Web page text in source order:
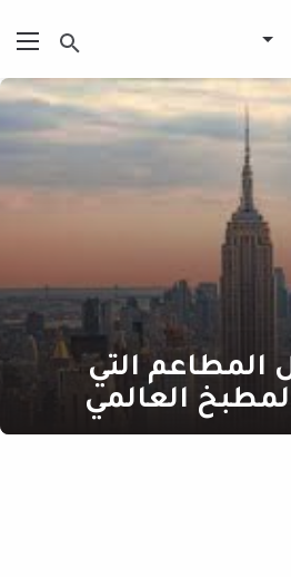
التي
العالمي